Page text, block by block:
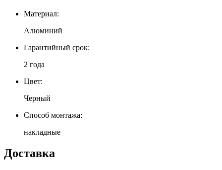
Материал:
Алюминий
Гарантийный срок:
2 года
Цвет:
Черный
Способ монтажа:
накладные
Доставка